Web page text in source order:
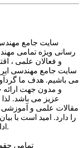
سایت جامع
رسانی ویژه تمامی
و فعالان علمی ،
سایت جامع مهندسی
می باشیم. هدف ما
و مدون جهت ارائه
عزیز می باشد.
مقالات علمی و
را دارد. امید است با
ادامه مسیر و ارائه خدمات بهتر یاری فرمایید.
تمامی